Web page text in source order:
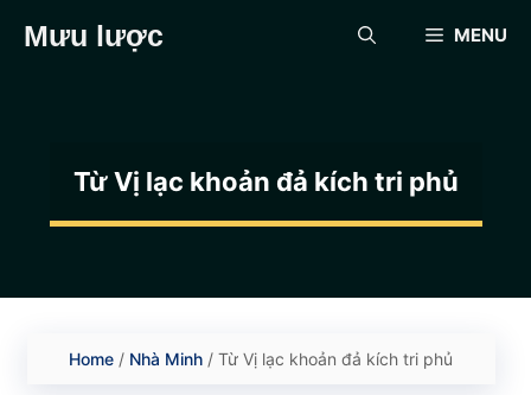
đếnMưu lược MENU
Từ Vị lạc khoản đả kích tri phủ
Home / Nhà Minh / Từ Vị lạc khoản đả kích tri phủ